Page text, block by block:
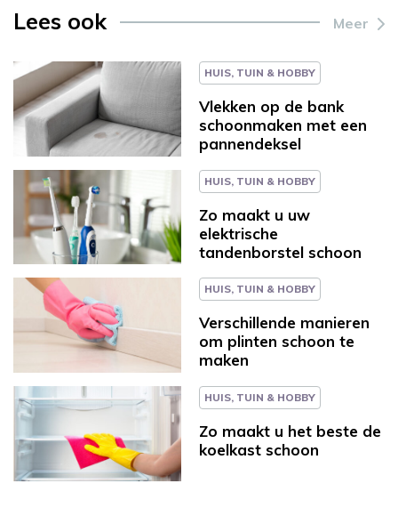
Lees ook Meer
HUIS, TUIN & HOBBY
Vlekken op de bank
schoonmaken met een
pannendeksel
HUIS, TUIN & HOBBY
Zo maakt u uw
elektrische
tandenborstel schoon
HUIS, TUIN & HOBBY
Verschillende manieren
om plinten schoon te
maken
HUIS, TUIN & HOBBY
Zo maakt u het beste de
koelkast schoon